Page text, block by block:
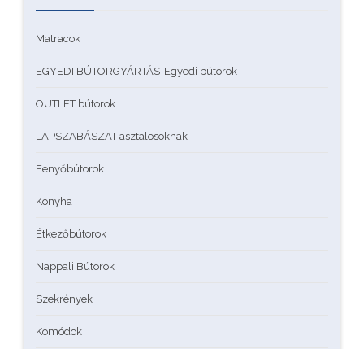
Matracok
EGYEDI BÚTORGYÁRTÁS-Egyedi bútorok
OUTLET bútorok
LAPSZABÁSZAT asztalosoknak
Fenyőbútorok
Konyha
Étkezőbútorok
Nappali Bútorok
Szekrények
Komódok